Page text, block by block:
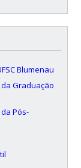
Blumenau
Graduação
Pós-